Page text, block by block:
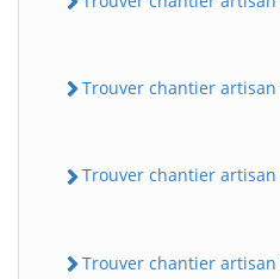
Trouver chantier artisan
Trouver chantier artisan
Trouver chantier artisan